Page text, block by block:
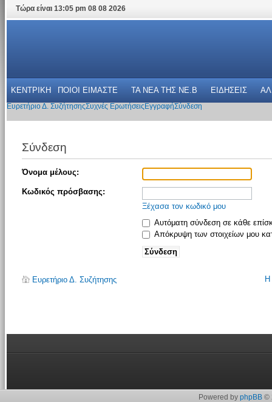
Τώρα είναι 13:05 pm 08 08 2026
ΚΕΝΤΡΙΚΗ ΠΟΙΟΙ ΕΙΜΑΣΤΕ ΤΑ ΝΕΑ THΣ NE.B ΕΙΔΗΣΕΙΣ
Ευρετήριο Δ. ΣυζήτησηςΣυχνές Ερωτήσεις ΕγγραφήΣύνδεση
Σύνδεση
Όνομα μέλους:
Κωδικός πρόσβασης:
Ξέχασα τον κωδικό μου
Αυτόματη σύνδεση σε κάθε
Απόκρυψη των στοιχείων μου
Ευρετήριο Δ. Συζήτησης Η
Powered by phpBB©